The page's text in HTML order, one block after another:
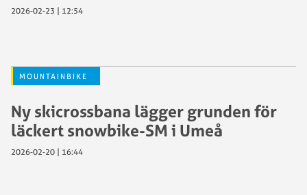
2026-02-23 | 12:54
MOUNTAINBIKE
Ny skicrossbana lägger grunden för
läckert snowbike-SM i Umeå
2026-02-20 | 16:44